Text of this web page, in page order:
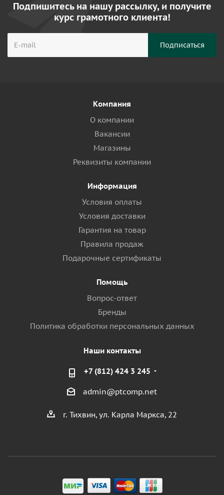
Подпишитесь на нашу рассылку, и получите
курс грамотного клиента!
Компания
О компании
Вакансии
Магазины
Реквизиты компании
Информация
Условия оплаты
Условия доставки
Гарантия на товар
Правила продаж
Подарочные сертификаты
Помощь
Вопрос-ответ
Бренды
Политика обработки персональных данных
Наши контакты
+7 (812) 424 3 245
admin@ptcomp.net
г. Тихвин, ул. Карла Маркса, 22